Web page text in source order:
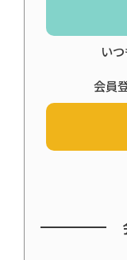
い
会員